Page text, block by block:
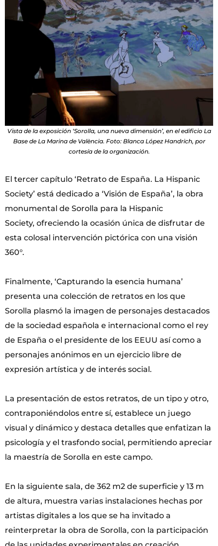
Vista de la exposición ‘Sorolla, una nueva dimensión’, en el edificio La
Base de La Marina de València. Foto: Blanca López Handrich, por
cortesía de la organización.
El tercer capítulo ‘Retrato de España. La Hispanic
Society’ está dedicado a ‘Visión de España’, la obra
monumental de Sorolla para la Hispanic
Society, ofreciendo la ocasión única de disfrutar de
esta colosal intervención pictórica con una visión
360°.
Finalmente, ‘Capturando la esencia humana’
presenta una colección de retratos en los que
Sorolla plasmó la imagen de personajes destacados
de la sociedad española e internacional como el rey
de España o el presidente de los EEUU así como a
personajes anónimos en un ejercicio libre de
expresión artística y de interés social.
La presentación de estos retratos, de un tipo y otro,
contraponiéndolos entre sí, establece un juego
visual y dinámico y destaca detalles que enfatizan la
psicología y el trasfondo social, permitiendo apreciar
la maestría de Sorolla en este campo.
En la siguiente sala, de 362 m2 de superficie y 13 m
de altura, muestra varias instalaciones hechas por
artistas digitales a los que se ha invitado a
reinterpretar la obra de Sorolla, con la participación